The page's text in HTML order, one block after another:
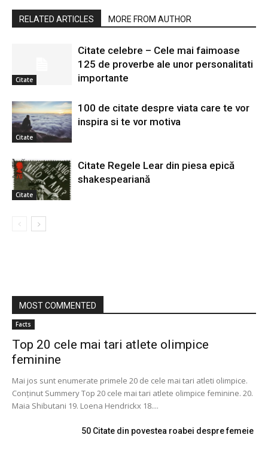
RELATED ARTICLES MORE FROM AUTHOR
Citate
Citate celebre – Cele mai faimoase
125 de proverbe ale unor personalitati
importante
Citate
100 de citate despre viata care te vor
inspira si te vor motiva
Citate
Citate Regele Lear din piesa epică
shakespeariană
MOST COMMENTED
Facts
Top 20 cele mai tari atlete olimpice
feminine
Mai jos sunt enumerate primele 20 de cele mai tari atleti olimpice.
Conținut Summery Top 20 cele mai tari atlete olimpice feminine. 20.
Maia Shibutani 19. Loena Hendrickx 18....
50 Citate din povestea roabei despre femeie